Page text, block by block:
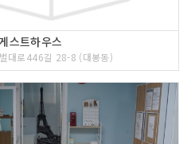
스트하우스
대로446길 28-8 (대봉동)